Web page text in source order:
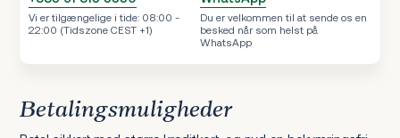
Vi er tilgængelige i tide: 08:00 -
22:00 (Tidszone CEST +1)
Du er velkommen til at sende os en
besked når som helst på
WhatsApp
Betalingsmuligheder